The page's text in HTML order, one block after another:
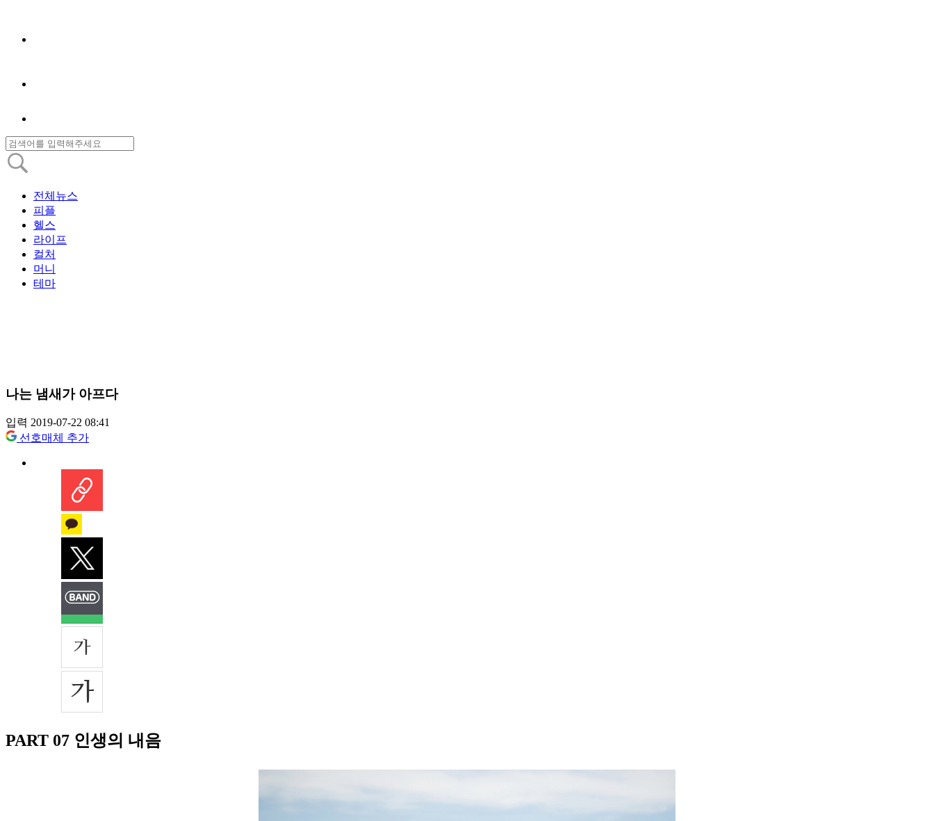
전체뉴스
피플
헬스
라이프
컬처
머니
테마
나는 냄새가 아프다
입력 2019-07-22 08:41
선호매체 추가
PART 07 인생의 내음